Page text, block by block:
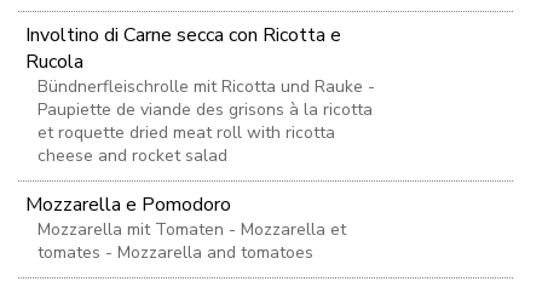
Involtino di Carne secca con Ricotta e
Rucola
Bündnerfleischrolle mit Ricotta und Rauke -
Paupiette de viande des grisons à la ricotta
et roquette dried meat roll with ricotta
cheese and rocket salad
Mozzarella e Pomodoro
Mozzarella mit Tomaten - Mozzarella et
tomates - Mozzarella and tomatoes